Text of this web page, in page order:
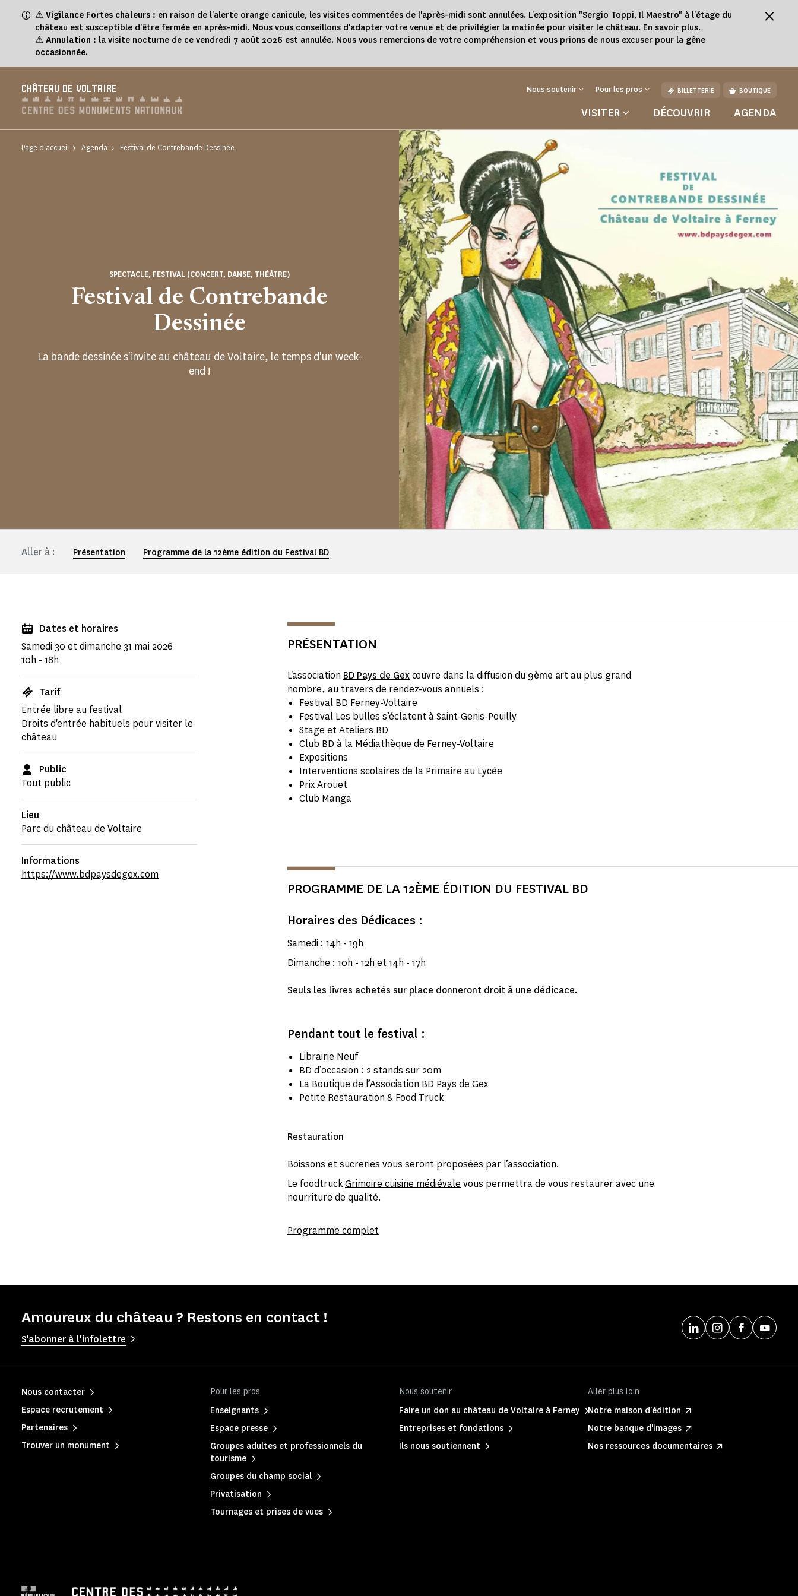
⚠ Vigilance Fortes chaleurs : en raison de l'alerte orange canicule, les visites commentées de l'après-midi sont annulées. L'exposition "Sergio Toppi, Il Maestro" à l'étage du
château est susceptible d'être fermée en après-midi. Nous vous conseillons d'adapter votre venue et de privilégier la matinée pour visiter le château. En savoir plus.
⚠ Annulation : la visite nocturne de ce vendredi 7 août 2026 est annulée. Nous vous remercions de votre compréhension et vous prions de nous excuser pour la gêne
occasionnée.
CHÂTEAU DE VOLTAIRE Nous soutenir Pour les pros BILLETTERIE BOUTIQUE
VISITER DÉCOUVRIR AGENDA
Page d'accueil Agenda Festival de Contrebande Dessinée
Festival de Contrebande
Dessinée
SPECTACLE, FESTIVAL (CONCERT, DANSE, THÉÂTRE)
La bande dessinée s'invite au château de Voltaire, le temps d'un week-
end !
Aller à : Présentation Programme de la 12ème édition du Festival BD
Dates et horaires
Samedi 30 et dimanche 31 mai 2026
10h - 18h
Tarif
Entrée libre au festival
Droits d'entrée habituels pour visiter le
château
Public
Tout public
Lieu
Parc du château de Voltaire
Informations
https://www.bdpaysdegex.com
PRÉSENTATION
L'association BD Pays de Gexœuvre dans la diffusion du 9ème artau plus grand
nombre, au travers de rendez-vous annuels :
Festival BD Ferney-Voltaire
Festival Les bulles s’éclatent à Saint-Genis-Pouilly
Stage et Ateliers BD
Club BD à la Médiathèque de Ferney-Voltaire
Expositions
Interventions scolaires de la Primaire au Lycée
Prix Arouet
Club Manga
PROGRAMME DE LA 12ÈME ÉDITION DU FESTIVAL BD
Horaires des Dédicaces :
Samedi : 14h - 19h
Dimanche : 10h - 12h et 14h - 17h
Seuls les livres achetés sur place donneront droit à une dédicace.
Pendant tout le festival :
Librairie Neuf
BD d’occasion : 2 stands sur 20m
La Boutique de l’Association BD Pays de Gex
Petite Restauration & Food Truck
Restauration
Boissons et sucreries vous seront proposées par l’association.
Le foodtruckGrimoire cuisine médiévale vous permettra de vous restaurer avec une
nourriture de qualité.
Programme complet
Amoureux du château ? Restons en contact !
S'abonner à l'infolettre
Pour les pros
Enseignants
Espace presse
Groupes adultes et professionnels du
tourisme
Groupes du champ social
Privatisation
Tournages et prises de vues
Nous soutenir
Faire un don au château de Voltaire à Ferney
Entreprises et fondations
Ils nous soutiennent
Aller plus loin
Notre maison d'édition
Notre banque d'images
Nos ressources documentaires
Nous contacter
Espace recrutement
Partenaires
Trouver un monument